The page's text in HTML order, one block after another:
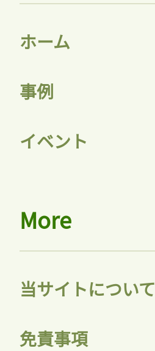
ホーム
事例
イベント
More
当サイトについて
免責事項